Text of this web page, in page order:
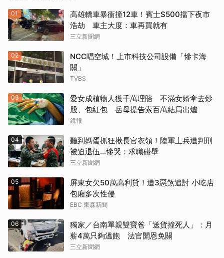
01
高雄轎車暴衝撞12車！賓士S500擋下夜市
浩劫 車主大度：車再買就有
三立新聞網
02
NCC唱空城！上市科技公司設備「慘卡海
關」
TVBS
03
愛女成植物人獲千萬理賠 不滿女婿拿去炒
股、包紅包 岳母提告索百萬結局出爐
鏡報
04
聽到媽蛋抓狂揪長官衣領！陸軍上兵遭判刑
被迫退伍…慘哭：求職碰壁
三立新聞網
05
屏東女欠50萬高利貸！遭3惡煞追討 小吃店
包廂多次性侵
EBC 東森新聞
06
獨家／台南單親雙寶爸「送貨撞死人」：月
薪4萬只夠溫飽 法官開恩免關
三立新聞網